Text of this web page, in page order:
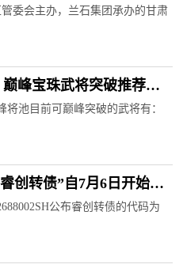
观天下
委会主办，兰石集团承办的甘肃
峰宝珠武将突破推荐
#群黄月英#郭皇后
池目前可巅峰突破的武将有：
创转债”自7月6日开始转
公布睿创转债的代码为